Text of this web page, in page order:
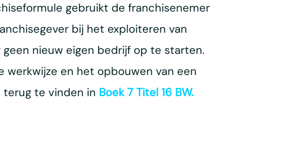
gebruikt de franchisenemer
bij het exploiteren van
nieuw eigen bedrijf op te starten.
werkwijze en het opbouwen van een
terug te vinden in Boek 7 Titel 16 BW.